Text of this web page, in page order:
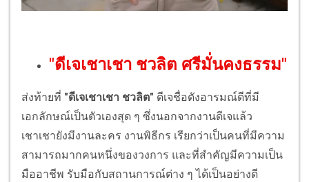
"ดีเจเชาเชา ชวลิต ศรีมั่นคงธรรม"
ส่งท้ายที่ "ดีเจเชาเชา ชวลิต" ดีเจชื่อดังอารมณ์ดีที่มี
เอกลักษณ์เป็นตัวเองสุด ๆ ซึ่งนอกจากงานดีเจแล้ว
เชาเชายังมีงานละคร งานพิธีกร เรียกว่าเป็นคนที่มีความ
สามารถมากคนหนึ่งของวงการ และที่สำคัญมีความเป็น
มืออาชีพ รับมือกับสถานการณ์ต่าง ๆ ได้เป็นอย่างดี